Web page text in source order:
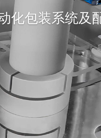
化包装系统及